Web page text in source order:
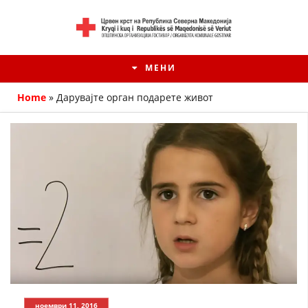
МЕНИ
HISTORIA E KRYQIT TË KUQ
ИСТОРИЈАТ НА ДВИЖЕЊЕТО
Home » Дарувајте орган подарете живот
ноември 11, 2016